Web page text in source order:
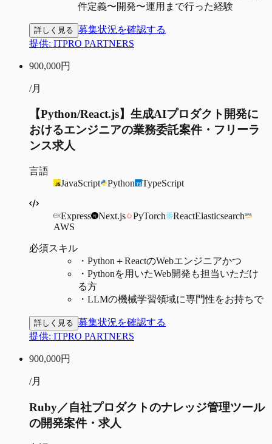
件定義〜開発〜運用まで行った経験
詳しく見る 募集状況を確認する
提供: ITPRO PARTNERS
900,000円
/月
【Python/React.js】生成AIプロダクト開発に
おけるエンジニアの業務委託案件・フリーラ
ンス求人
言語
JavaScript
Python TypeScript
Express Next.js PyTorch ReactElasticsearch
AWS
必須スキル
・ Python＋ReactのWebエンジニアかつ
・ Pythonを用いたWeb開発も担当いただけ
る方
・ LLMの機械学習領域に専門性をお持ちで
詳しく見る 募集状況を確認する
提供: ITPRO PARTNERS
900,000円
/月
Ruby／自社プロダクトのナレッジ管理ツール
の開発案件・求人